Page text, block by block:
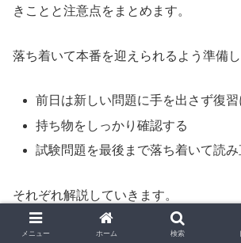
きことと注意点をまとめます。
落ち着いて本番を迎えられるよう準備し
前日は新しい問題に手を出さず復習
持ち物をしっかり確認する
試験問題を最後まで落ち着いて読み
それぞれ解説していきます。
メニュー ホーム 検索